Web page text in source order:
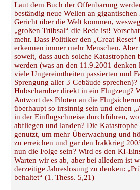
Laut dem Buch der Offenbarung
beständig neue Wellen an gigantischen
Gericht über die Welt kommen,
„großen Trübsal“ die Rede ist!
mehr. Dass Politiker den „Great
erkennen immer mehr Menschen. Aber
soweit, dass auch solche Katastrophen
werden (was an den 11.9.2001 denken
viele Ungereimtheiten passierten und
Sprengung aller 3 Gebäude
Hubscharuber direkt in ein Flugzeug?
Antwort des Piloten an die
überhaupt so irrsinnig sein und einen
in der Einflugschneise durchführen,
abfliegen und landen? Die
genutzt, um mehr Überwachung und
zu erreichen und gar den Irakkrieg
nun die Folge sein? Wird es den KI-
Warten wir es ab, aber bei alledem ist
derzeitige Jahreslosung zu denken:
behaltet“ (1. Thess. 5,21)